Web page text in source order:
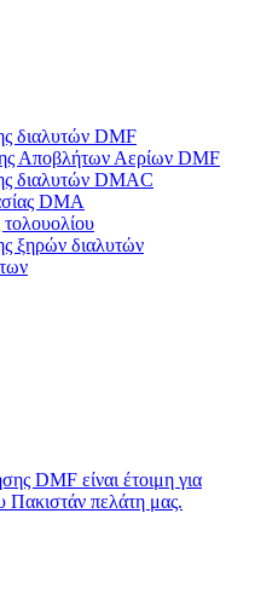
διαλυτών DMF
Αποβλήτων Αερίων DMF
διαλυτών DMAC
DMA
ξηρών διαλυτών
DMF είναι έτοιμη για
Πακιστάν πελάτη μας.